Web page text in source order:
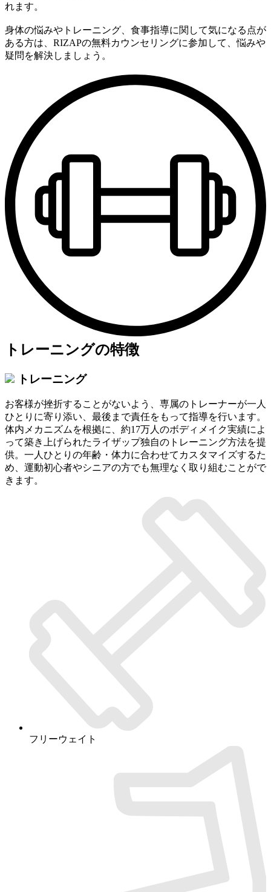
れます。
身体の悩みやトレーニング、食事指導に関して気になる点が
ある方は、RIZAPの無料カウンセリングに参加して、悩みや
疑問を解決しましょう。
トレーニングの特徴
トレーニング
お客様が挫折することがないよう、専属のトレーナーが一人
ひとりに寄り添い、最後まで責任をもって指導を行います。
体内メカニズムを根拠に、約17万人のボディメイク実績によ
って築き上げられたライザップ独自のトレーニング方法を提
供。一人ひとりの年齢・体力に合わせてカスタマイズするた
め、運動初心者やシニアの方でも無理なく取り組むことがで
きます。
フリーウェイト